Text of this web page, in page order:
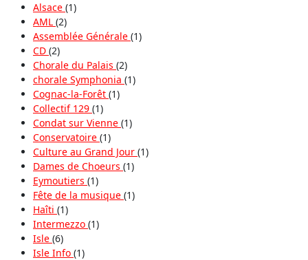
Alsace (1)
AML (2)
Assemblée Générale (1)
CD (2)
Chorale du Palais (2)
chorale Symphonia (1)
Cognac-la-Forêt (1)
Collectif 129 (1)
Condat sur Vienne (1)
Conservatoire (1)
Culture au Grand Jour (1)
Dames de Choeurs (1)
Eymoutiers (1)
Fête de la musique (1)
Haîti (1)
Intermezzo (1)
Isle (6)
Isle Info (1)